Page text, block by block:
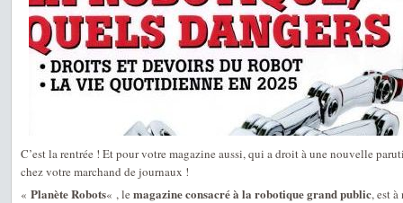
C’est la rentrée ! Et pour votre magazine aussi, qui a droit à une nouvelle
chez votre marchand de journaux !
« Planète Robots« , le magazine consacré à la robotique grand public, est